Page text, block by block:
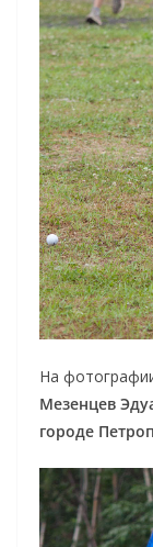
На
Мезенцев
городе